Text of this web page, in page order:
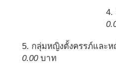
4.
5. กลุ่มหญิงตั้งครรภ์และ
0.00บาท